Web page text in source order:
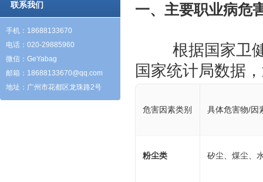
联系我们
手机：18688133670
电话：020-29885960
微信：GeYabag
邮箱： 18688133670@qq.com
地址：广州市花都区龙珠路2号
一、主要职业病危
危害因素类别 具体危害物/因
粉尘类 矽尘、煤尘、